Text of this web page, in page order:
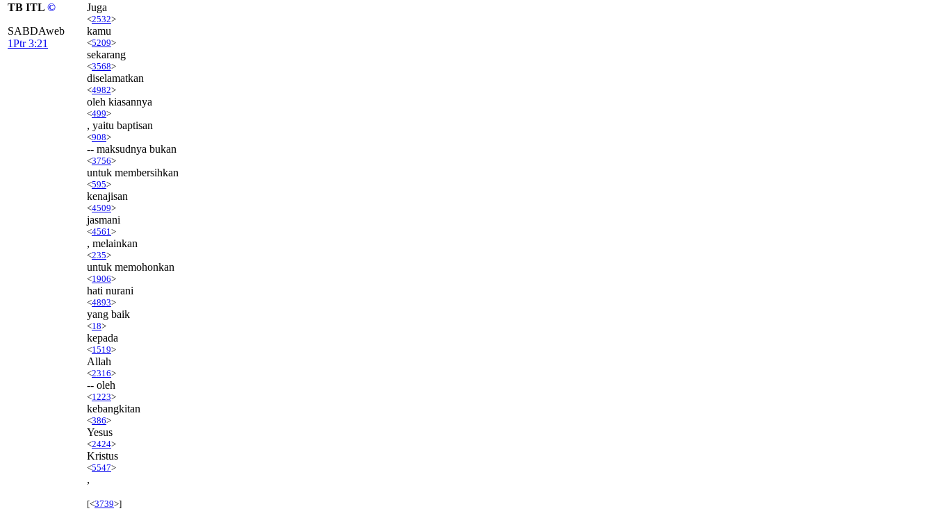
TB ITL ©
SABDAweb
1Ptr 3:21
Juga
<2532>
kamu
<5209>
sekarang
<3568>
diselamatkan
<4982>
oleh kiasannya
<499>
, yaitu baptisan
<908>
-- maksudnya bukan
<3756>
untuk membersihkan
<595>
kenajisan
<4509>
jasmani
<4561 >
, melainkan
<235>
untuk memohonkan
<1906>
hati nurani
<4893>
yang baik
<18>
kepada
<1519>
Allah
<2316>
-- oleh
<1223>
kebangkitan
<386>
Yesus
<2424>
Kristus
<5547>
,
[<3739>]